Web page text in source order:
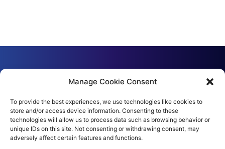
Manage Cookie Consent
To provide the best experiences, we use technologies like cookies to
store and/or access device information. Consenting to these
technologies will allow us to process data such as browsing behavior or
unique IDs on this site. Not consenting or withdrawing consent, may
adversely affect certain features and functions.
Úvod
O společnosti